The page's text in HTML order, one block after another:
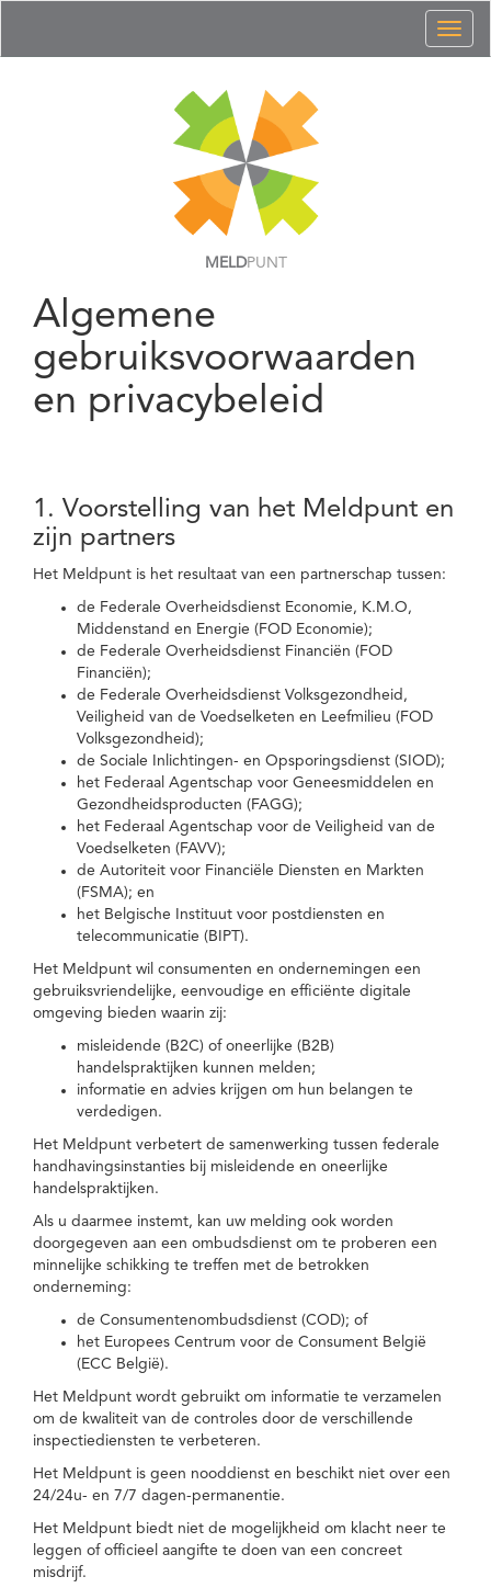
MELDPUNT
Algemene
gebruiksvoorwaarden
en privacybeleid
1. Voorstelling van het Meldpunt en
zijn partners
Het Meldpunt is het resultaat van een partnerschap tussen:
de Federale Overheidsdienst Economie, K.M.O,
Middenstand en Energie (FOD Economie);
de Federale Overheidsdienst Financiën (FOD
Financiën);
de Federale Overheidsdienst Volksgezondheid,
Veiligheid van de Voedselketen en Leefmilieu (FOD
Volksgezondheid);
de Sociale Inlichtingen- en Opsporingsdienst (SIOD);
het Federaal Agentschap voor Geneesmiddelen en
Gezondheidsproducten (FAGG);
het Federaal Agentschap voor de Veiligheid van de
Voedselketen (FAVV);
de Autoriteit voor Financiële Diensten en Markten
(FSMA); en
het Belgische Instituut voor postdiensten en
telecommunicatie (BIPT).
Het Meldpunt wil consumenten en ondernemingen een
gebruiksvriendelijke, eenvoudige en efficiënte digitale
omgeving bieden waarin zij:
misleidende (B2C) of oneerlijke (B2B)
handelspraktijken kunnen melden;
informatie en advies krijgen om hun belangen te
verdedigen.
Het Meldpunt verbetert de samenwerking tussen federale
handhavingsinstanties bij misleidende en oneerlijke
handelspraktijken.
Als u daarmee instemt, kan uw melding ook worden
doorgegeven aan een ombudsdienst om te proberen een
minnelijke schikking te treffen met de betrokken
onderneming:
de Consumentenombudsdienst (COD); of
het Europees Centrum voor de Consument België
(ECC België).
Het Meldpunt wordt gebruikt om informatie te verzamelen
om de kwaliteit van de controles door de verschillende
inspectiediensten te verbeteren.
Het Meldpunt is geen nooddienst en beschikt niet over een
24/24u- en 7/7 dagen-permanentie.
Het Meldpunt biedt niet de mogelijkheid om klacht neer te
leggen of officieel aangifte te doen van een concreet
misdrijf.